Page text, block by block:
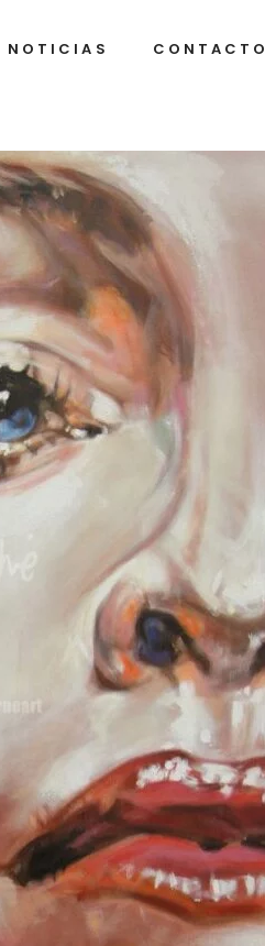
NOTICIAS CONTACTO